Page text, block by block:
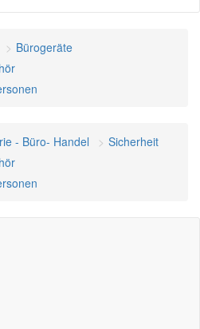
Bürogeräte
- Büro- Handel
Sicherheit